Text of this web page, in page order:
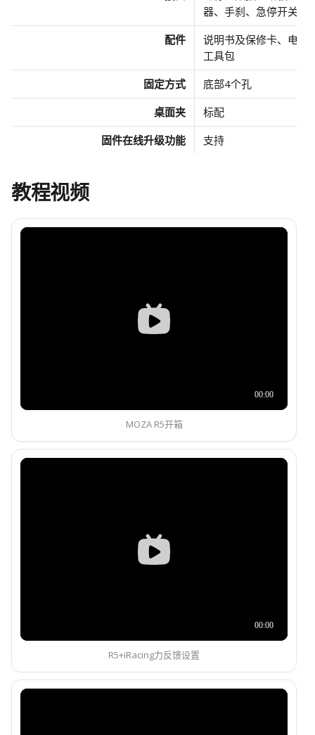
器、手刹、急停开关
配件
说明书及保修卡、电源
工具包
固定方式
底部4个孔
桌面夹
标配
固件在线升级功能
支持
教程视频
MOZA R5开箱
R5+iRacing力反馈设置